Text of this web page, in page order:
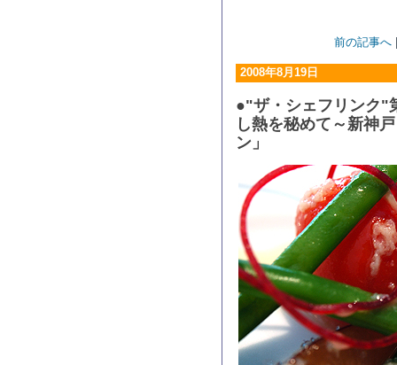
前の記事へ
2008年8月19日
●"ザ・シェフリンク"
し熱を秘めて～新神
ン」